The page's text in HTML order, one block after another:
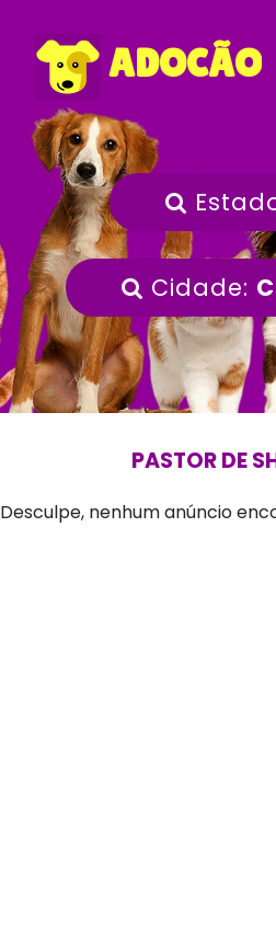
ADOCÃO
Cidade:
PASTOR DE
Desculpe, nenhum anúncio